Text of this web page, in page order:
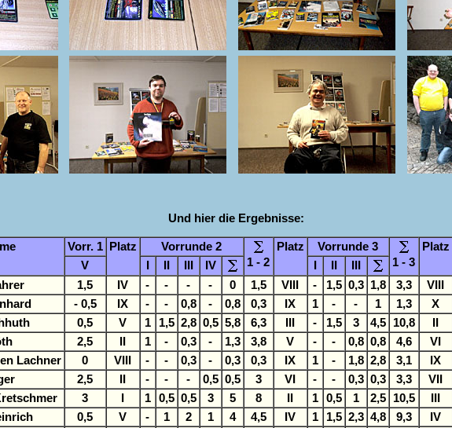
Und hier die Ergebnisse:
Vorr. 1 Platz
Vorrunde 2
1 - 2
Platz
Vorrunde 3
1 - 3
Platz
V
IV
1,5 IV - - - - 0 1,5 VIII - 1,5 0,3 1,8 3,3 VIII
- 0,5 IX - - 0,8 - 0,8 0,3 IX 1 - - 1 1,3 X
0,5 V 1 1,5 2,8 0,5 5,8 6,3 - 1,5 3 4,5 10,8
2,5 1 - 0,3 - 1,3 3,8 V - - 0,8 0,8 4,6 VI
Lachner 0 VIII - - 0,3 - 0,3 0,3 IX 1 - 1,8 2,8 3,1 IX
2,5 - - - 0,5 0,5 3 VI - - 0,3 0,3 3,3 VII
3 1 0,5 0,5 3 5 8 1 0,5 1 2,5 10,5
0,5 V - 1 2 1 4 4,5 IV 1 1,5 2,3 4,8 9,3 IV